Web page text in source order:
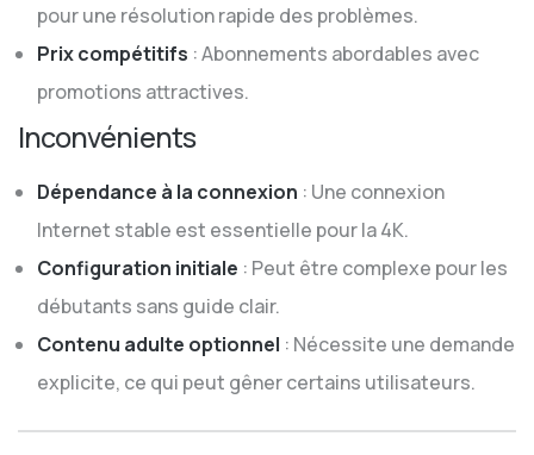
pour une résolution rapide des problèmes.
Prix compétitifs : Abonnements abordables avec
promotions attractives.
Inconvénients
Dépendance à la connexion : Une connexion
Internet stable est essentielle pour la 4K.
Configuration initiale : Peut être complexe pour les
débutants sans guide clair.
Contenu adulte optionnel : Nécessite une demande
explicite, ce qui peut gêner certains utilisateurs.